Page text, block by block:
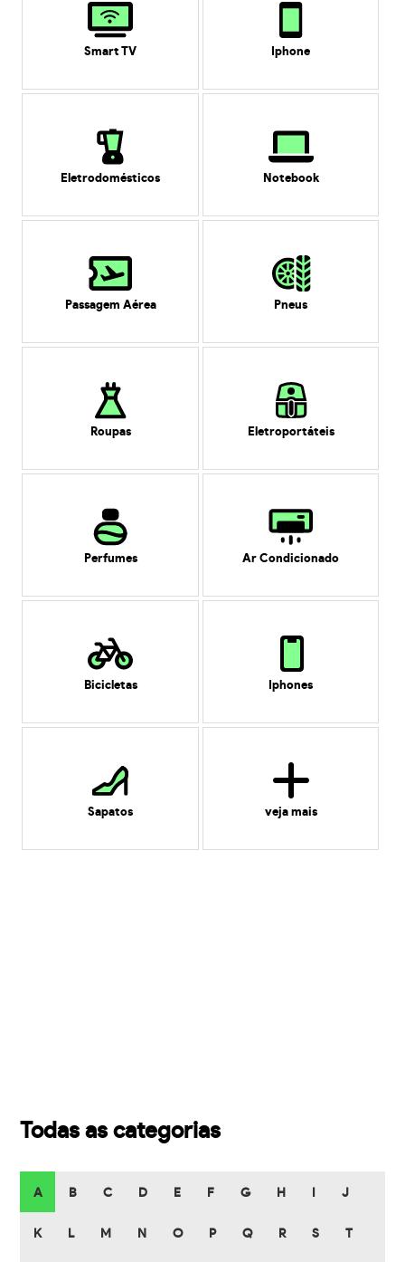
Smart TV Iphone
Eletrodomésticos Notebook
Passagem Aérea Pneus
Roupas Eletroportáteis
Perfumes Ar Condicionado
Bicicletas Iphones
Sapatos veja mais
Todas as categorias
A B C D E F G H J
K L M N O P Q R S T